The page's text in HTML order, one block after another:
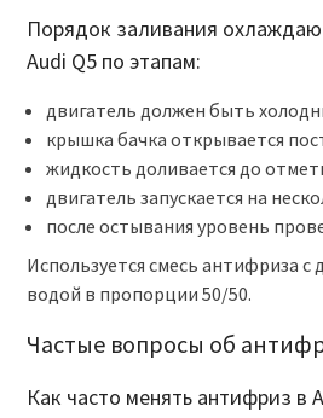
Порядок заливания
Audi Q5 по этапам:
двигатель должен быть
крышка бачка открывается
жидкость доливается до
двигатель запускается на
после остывания уровень
Используется смесь антифриза с
водой в пропорции 50/50.
Частые вопросы об
Как часто менять антифриз в